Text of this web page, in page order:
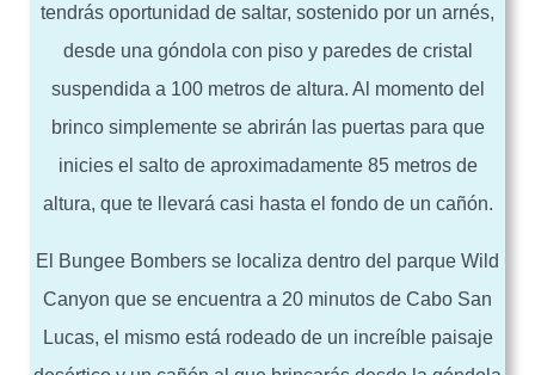
tendrás oportunidad de saltar, sostenido por un arnés,
desde una góndola con piso y paredes de cristal
suspendida a 100 metros de altura. Al momento del
brinco simplemente se abrirán las puertas para que
inicies el salto de aproximadamente 85 metros de
altura, que te llevará casi hasta el fondo de un cañón.
El Bungee Bombers se localiza dentro del parque Wild
Canyon que se encuentra a 20 minutos de Cabo San
Lucas, el mismo está rodeado de un increíble paisaje